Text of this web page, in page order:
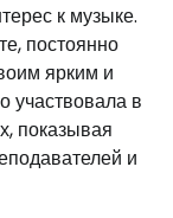
к музыке.
постоянно
ярким и
участвовала в
показывая
и